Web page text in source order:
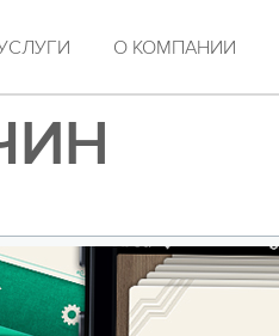
О КОМПАНИИ